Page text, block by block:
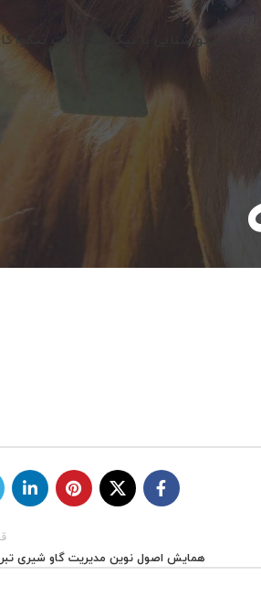
خانه نیکوآشنایی با نیکو محصولات نیکو
همایش اصول نوین مدیریت گاو شیری تبریز